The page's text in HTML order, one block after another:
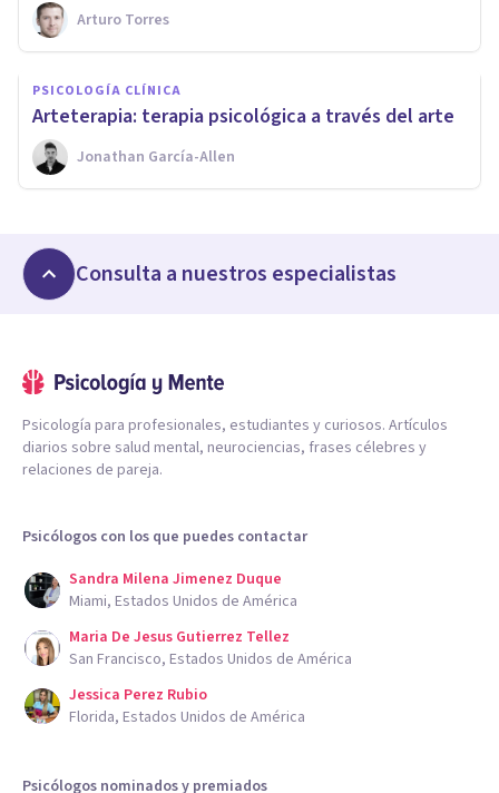
Arturo Torres
PSICOLOGÍA CLÍNICA
​Arteterapia: terapia psicológica a través del arte
Jonathan García-Allen
Consulta a nuestros especialistas
Psicología para profesionales, estudiantes y curiosos. Artículos
diarios sobre salud mental, neurociencias, frases célebres y
relaciones de pareja.
Psicólogos con los que puedes contactar
Sandra Milena Jimenez Duque
Miami, Estados Unidos de América
Maria De Jesus Gutierrez Tellez
San Francisco, Estados Unidos de América
Jessica Perez Rubio
Florida, Estados Unidos de América
Psicólogos nominados y premiados